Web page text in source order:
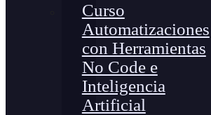
Curso
Automatizaciones
con Herramientas
No Code e
Inteligencia
Artificial